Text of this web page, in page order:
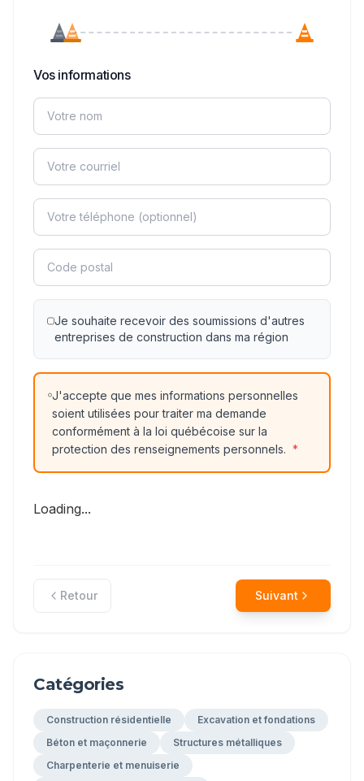
Vos informations
Je souhaite recevoir des soumissions d'autres
entreprises de construction dans ma région
J'accepte que mes informations personnelles
soient utilisées pour traiter ma demande
conformément à la loi québécoise sur la
protection des renseignements personnels. *
Loading...
Retour Suivant
Catégories
Construction résidentielle
Excavation et fondations
Béton et maçonnerie
Structures métalliques
Charpenterie et menuiserie